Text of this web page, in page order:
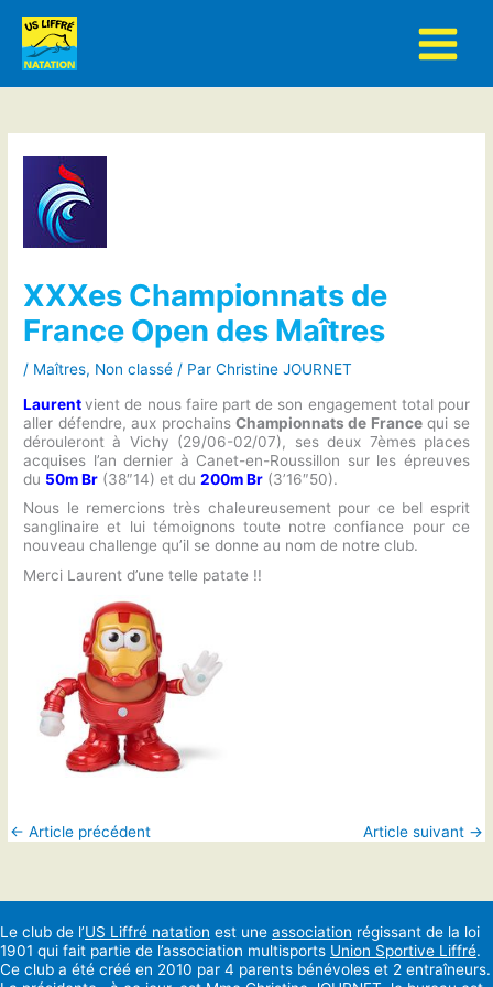
contenu
XXXes Championnats de
France Open des Maîtres
/ Maîtres, Non classé / ParChristine JOURNET
Laurentvient de nous faire part de son engagement total pour
aller défendre, aux prochains Championnats de Francequi se
dérouleront à Vichy (29/06-02/07), ses deux 7èmes places
acquises l’an dernier à Canet-en-Roussillon sur les épreuves
du 50m Br (38″14) et du200m Br (3’16″50).
Nous le remercions très chaleureusement pour ce bel esprit
sanglinaire et lui témoignons toute notre confiance pour ce
nouveau challenge qu’il se donne au nom de notre club.
Merci Laurent d’une telle patate !!
← Article précédent Article suivant →
Le club de l’US Liffré natation est une association régissant de la loi
1901 qui fait partie de l’association multisports Union Sportive Liffré.
Ce club a été créé en 2010 par 4 parents bénévoles et 2 entraîneurs.